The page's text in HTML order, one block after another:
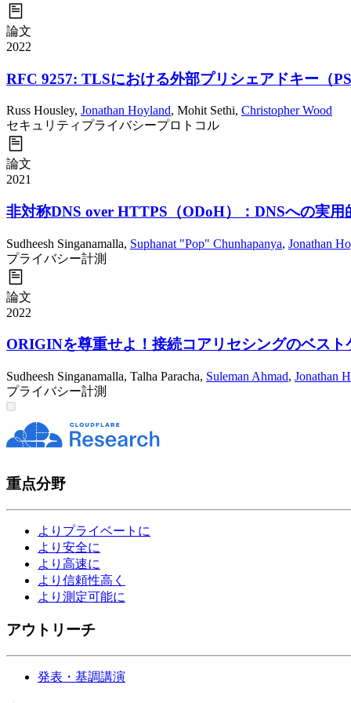
論文
2022
RFC 9257: TLSにおける外部プリシェアドキー（
Russ Housley, Jonathan Hoyland, Mohit Sethi, Christopher Wood
セキュリティ プライバシープロトコル
論文
2021
非対称DNS over HTTPS（ODoH）：DNSへの実
Sudheesh Singanamalla, Suphanat "Pop" Chunhapanya, Jonathan
プライバシー計測
論文
2022
ORIGINを尊重せよ！接続コアリセシングのベスト
Sudheesh Singanamalla, Talha Paracha, Suleman Ahmad, Jonathan
プライバシー計測
重点分野
よりプライベートに
より安全に
より高速に
より信頼性高く
より測定可能に
アウトリーチ
発表・基調講演